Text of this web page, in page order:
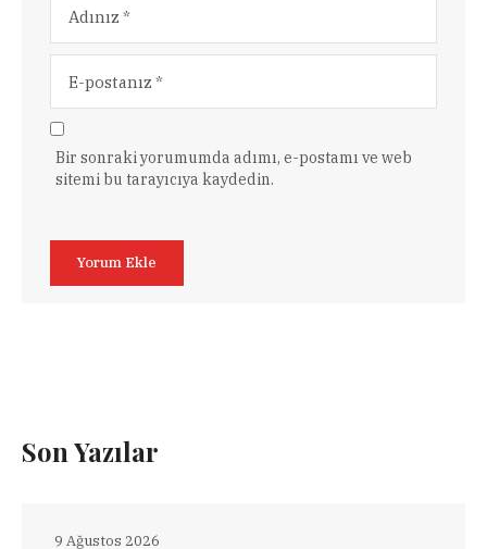
Bir sonraki yorumumda adımı, e-postamı ve web
sitemi bu tarayıcıya kaydedin.
Son Yazılar
9 Ağustos 2026